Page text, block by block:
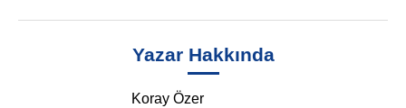
Yazar Hakkında
Koray Özer